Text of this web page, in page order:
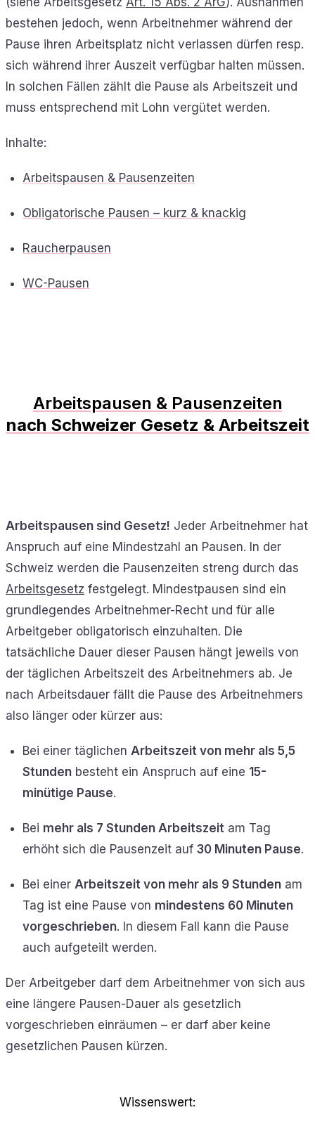
bestehen jedoch, wenn Arbeitnehmer während der
Pause ihren Arbeitsplatz nicht verlassen dürfen resp.
sich während ihrer Auszeit verfügbar halten müssen.
In solchen Fällen zählt die Pause als Arbeitszeit und
muss entsprechend mit Lohn vergütet werden.
Inhalte:
Arbeitspausen & Pausenzeiten
Obligatorische Pausen – kurz & knackig
Raucherpausen
WC-Pausen
Arbeitspausen & Pausenzeiten
nach Schweizer Gesetz & Arbeitszeit
Arbeitspausen sind Gesetz! Jeder Arbeitnehmer hat
Anspruch auf eine Mindestzahl an Pausen. In der
Schweiz werden die Pausenzeiten streng durch das
Arbeitsgesetz festgelegt. Mindestpausen sind ein
grundlegendes Arbeitnehmer-Recht und für alle
Arbeitgeber obligatorisch einzuhalten. Die
tatsächliche Dauer dieser Pausen hängt jeweils von
der täglichen Arbeitszeit des Arbeitnehmers ab. Je
nach Arbeitsdauer fällt die Pause des Arbeitnehmers
also länger oder kürzer aus:
Bei einer täglichen Arbeitszeit von mehr als 5,5
Stunden besteht ein Anspruch auf eine 15-
minütige Pause.
Bei mehr als 7 Stunden Arbeitszeit am Tag
erhöht sich die Pausenzeit auf 30 Minuten Pause.
Bei einer Arbeitszeit von mehr als 9 Stunden am
Tag ist eine Pause von mindestens 60 Minuten
vorgeschrieben. In diesem Fall kann die Pause
auch aufgeteilt werden.
Der Arbeitgeber darf dem Arbeitnehmer von sich aus
eine längere Pausen-Dauer als gesetzlich
vorgeschrieben einräumen – er darf aber keine
gesetzlichen Pausen kürzen.
Wissenswert: